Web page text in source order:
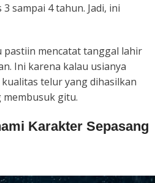
sampai 4 tahun. Jadi, ini
pastiin mencatat tanggal lahir
Ini karena kalau usianya
telur yang dihasilkan
membusuk gitu.
Karakter Sepasang